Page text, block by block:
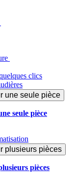
clics
une seule pièce
seule pièce
plusieurs pièces
pièces